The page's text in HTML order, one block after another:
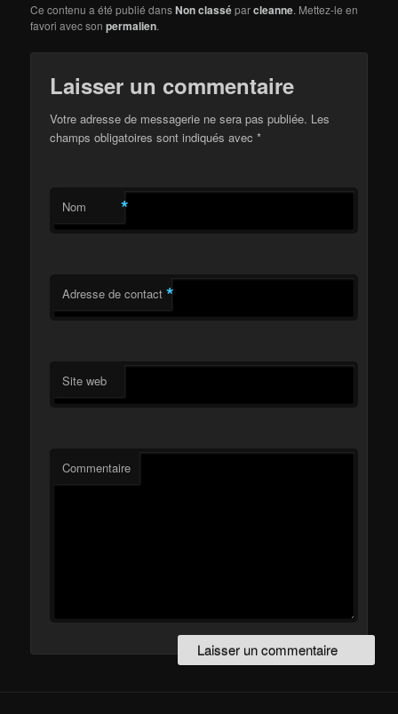
Ce contenu a été publié dansNon classéparcleanne. Mettez-le en
favori avec sonpermalien.
Laisser un commentaire
Votre adresse de messagerie ne sera pas publiée. Les
champs obligatoires sont indiqués avec*
Nom *
Adresse de contact *
Site web
Commentaire